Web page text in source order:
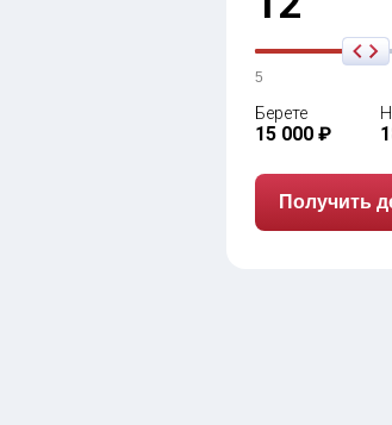
5
Берете
15 000 ₽
Получить